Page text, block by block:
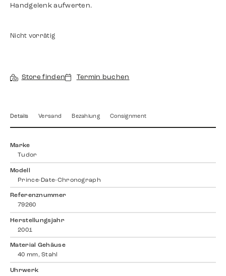
Handgelenk aufwerten.
Nicht vorrätig
Store finden Termin buchen
Details Versand Bezahlung Consignment
Marke
Tudor
Modell
Prince-Date-Chronograph
Referenznummer
79260
Herstellungsjahr
2001
Material Gehäuse
40 mm, Stahl
Uhrwerk